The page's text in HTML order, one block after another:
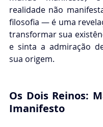
realidade não
filosofia — é uma
transformar sua
e sinta a admiração
sua origem.
Os Dois Reinos:
Imanifesto